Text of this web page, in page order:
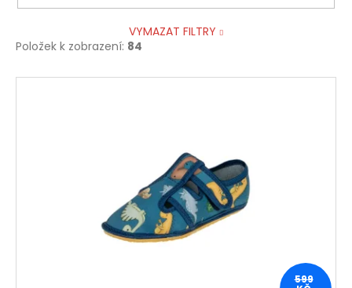
VYMAZAT FILTRY
Položek k zobrazení: 84
V
599